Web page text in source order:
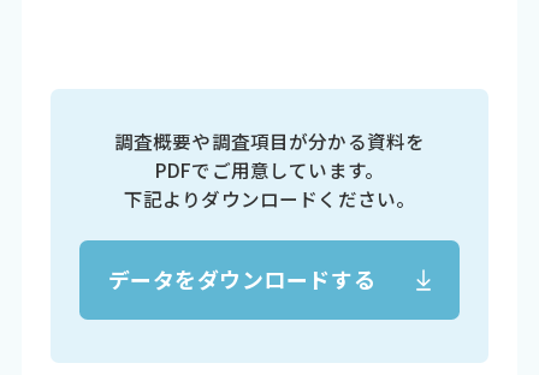
調査概要や調査項目が分かる資料を
PDFでご用意しています。
下記よりダウンロードください。
データをダウンロードする